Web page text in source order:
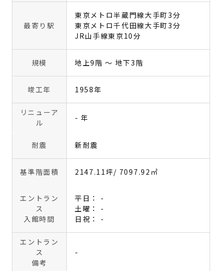
最寄り駅
東京メトロ半蔵門線大手町3分
東京メトロ千代田線大手町3分
JR山手線東京10分
規模 地上9階 〜 地下3階
竣工年 1958年
リニューア
ル
- 年
耐震 新耐震
基準階面積 2147.11坪/ 7097.92㎡
エントラン
ス
入館時間
平日： -
土曜： -
日祝： -
エントラン
ス
備考
-